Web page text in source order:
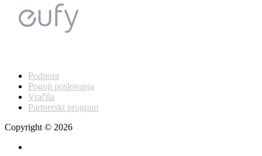
Podpora
Pogoji poslovanja
Vračila
Partnerski program
Copyright © 2026